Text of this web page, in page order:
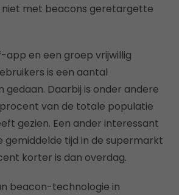
met beacons geretargette
app en een groep vrijwillig
is een aantal
gedaan. Daarbij is onder andere
van de totale populatie
gezien. Een ander interessant
gemiddelde tijd in de supermarkt
korter is dan overdag.
beacon-technologie in